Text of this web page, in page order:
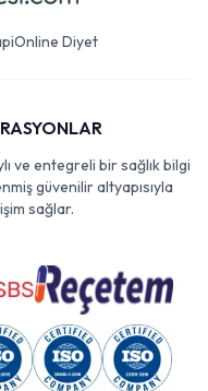
Online Diyet
ve entegreli bir sağlık bilgi
güvenilir altyapısıyla
sağlar.